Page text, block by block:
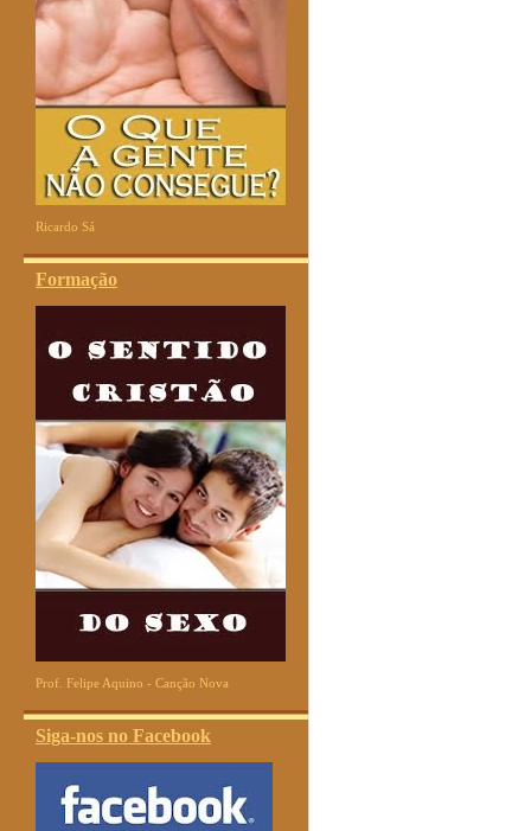
Ricardo Sá
Formação
Prof. Felipe Aquino - Canção Nova
Siga-nos no Facebook